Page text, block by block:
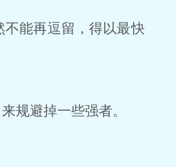
能再逗留，得以最快
避掉一些强者。